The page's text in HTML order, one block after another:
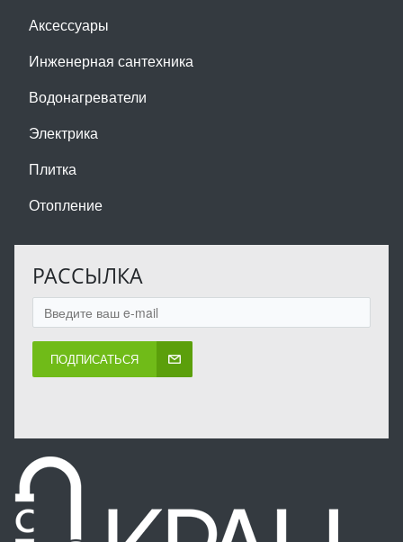
Аксессуары
Инженерная сантехника
Водонагреватели
Электрика
Плитка
Отопление
РАССЫЛКА
ПОДПИСАТЬСЯ